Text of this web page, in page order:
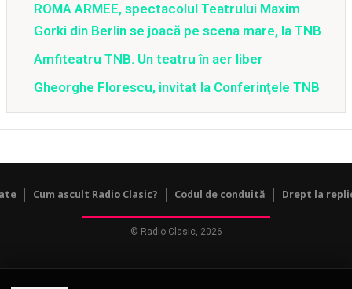
ROMA ARMEE, spectacolul Teatrului Maxim
Gorki din Berlin se joacă pe scena mare, la TNB
Amfiteatru TNB. Un teatru în aer liber
Gheorghe Florescu, invitat la Conferinţele TNB
Cum ascult Radio Clasic? Codul de conduită Drept la
© Radio Clasic, 2026